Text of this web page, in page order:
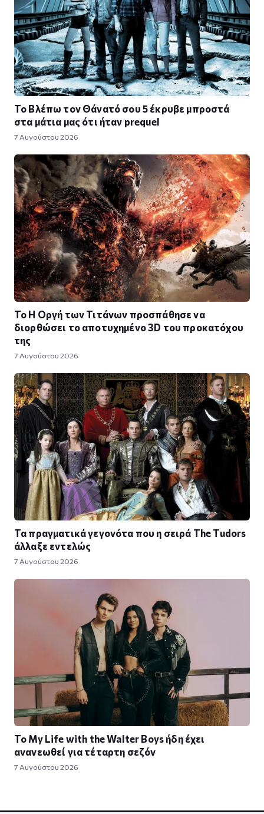
Το Βλέπω τον Θάνατό σου 5 έκρυβε μπροστά
στα μάτια μας ότι ήταν prequel
7 Αυγούστου 2026
To Η Οργή των Τιτάνων προσπάθησε να
διορθώσει το αποτυχημένο 3D του προκατόχου
της
7 Αυγούστου 2026
Τα πραγματικά γεγονότα που η σειρά The Tudors
άλλαξε εντελώς
7 Αυγούστου 2026
Το My Life with the Walter Boys ήδη έχει
ανανεωθεί για τέταρτη σεζόν
7 Αυγούστου 2026